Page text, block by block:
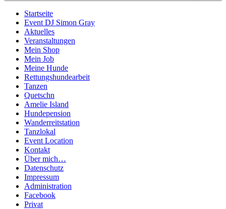
Startseite
Event DJ Simon Gray
Aktuelles
Veranstaltungen
Mein Shop
Mein Job
Meine Hunde
Rettungshundearbeit
Tanzen
Quetschn
Amelie Island
Hundepension
Wanderreitstation
Tanzlokal
Event Location
Kontakt
Über mich…
Datenschutz
Impressum
Administration
Facebook
Privat